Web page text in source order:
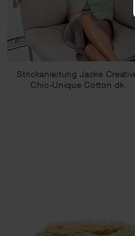
Strickanleitung Jacke
Chic-Unique Cotton dk